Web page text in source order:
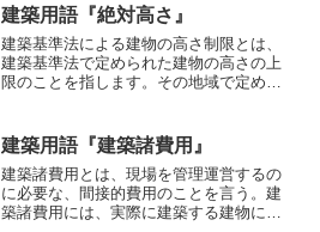
いるかのチェックや建築主への報告な
ど、建築主の代理人といった立場 となり
ます。
任技術者を置かなければならないこと
が、同法第26条により定められていま
す。主任技術者の役割は、建設工事を適
正に実施するために施工計画を作成し、
具体的な工事の工程管理や工事目的、工
とです。また、外注総額4000万円以上の
元請負の現場には、主任技術者ではなく
監理技術者の配置が必要となります。外
注しない場合、または金額が4000万円未
満の場合には主任技術者を配置すること
建築用語『絶対高さ』
建築基準法による建物の高さ制限とは、
建築基準法で定められた建物の高さの上
限のことを指します。その地域で定めら
制しているのです。この高さ制限は、第
一種・第二種低層住居専用地域で定めら
れており、10mまたは12mとなっていま
す。この違いは、自治体が都市計画とし
て条件を定めているためです。建築基準
建築用語『建築諸費用』
建築諸費用 とは、現場を管理運営するの
に必要な、間接的費用のことを言う。建
築諸費用には、実際に建築する建物に直